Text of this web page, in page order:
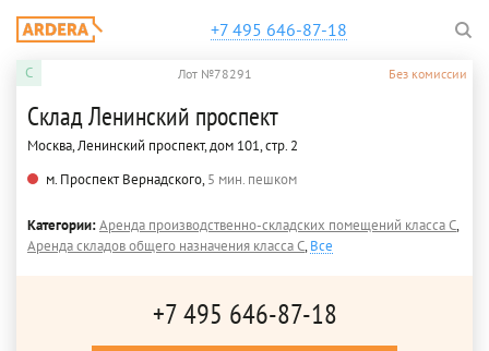
+7 495 646-87-18
C Лот №78291 Без комиссии
Склад Ленинский проспект
Москва, Ленинский проспект, дом 101, стр. 2
м. Проспект Вернадского,5 мин. пешком
Категории:Аренда производственно-складских помещений класса C,
Аренда складов общего назначения класса C,Все
+7 495 646-87-18